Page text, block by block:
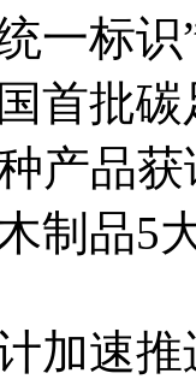
一标
首批
品获
制品5
加速